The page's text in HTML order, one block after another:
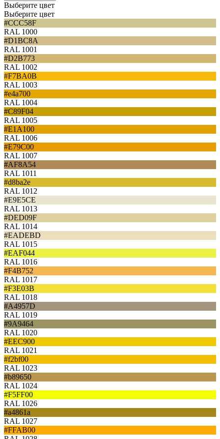
Выберите цвет
Выберите цвет
#CCC58F
RAL 1000
#D1BC8A
RAL 1001
#D2B773
RAL 1002
#F7BA0B
RAL 1003
#e4a700
RAL 1004
#C89F04
RAL 1005
#E1A100
RAL 1006
#E79C00
RAL 1007
#AF8A54
RAL 1011
#d8ba2e
RAL 1012
#E9E5CE
RAL 1013
#DED09F
RAL 1014
#EADEBD
RAL 1015
#EAF044
RAL 1016
#F4B752
RAL 1017
#F3E03B
RAL 1018
#A4957D
RAL 1019
#9A9464
RAL 1020
#EEC900
RAL 1021
#f2bf00
RAL 1023
#b89650
RAL 1024
#F5FF00
RAL 1026
#a4861a
RAL 1027
#FFAB00